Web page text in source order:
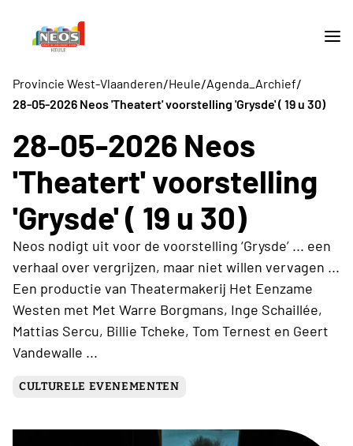
Provincie West-Vlaanderen/Heule/Agenda_Archief/
28-05-2026 Neos 'Theatert' voorstelling 'Grysde' ( 19 u 30)
28-05-2026 Neos
'Theatert' voorstelling
'Grysde' ( 19 u 30)
Neos nodigt uit voor de voorstelling ‘Grysde’ ... een
verhaal over vergrijzen, maar niet willen vervagen ...
Een productie van Theatermakerij Het Eenzame
Westen met Met Warre Borgmans, Inge Schaillée,
Mattias Sercu, Billie Tcheke, Tom Ternest en Geert
Vandewalle ...
CULTURELE EVENEMENTEN